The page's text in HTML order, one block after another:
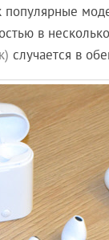
в
случается в